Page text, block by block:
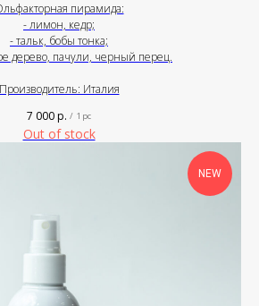
пирамида:
- лимон, кедр;
- тальк, бобы тонка;
дерево, пачули, черный перец.
Производитель: Италия
7 000р. / 1 pc
Out of stock
NEW